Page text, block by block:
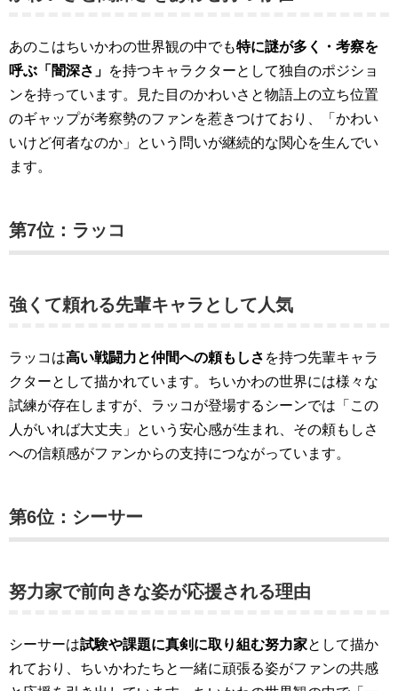
あのこはちいかわの世界観の中でも特に謎が多く・考察を
呼ぶ「闇深さ」 を持つキャラクターとして独自のポジショ
ンを持っています。見た目のかわいさと物語上の立ち位置
のギャップが考察勢のファンを惹きつけており、「かわい
いけど何者なのか」という問いが継続的な関心を生んでい
ます。
第7位：ラッコ
強くて頼れる先輩キャラとして人気
ラッコは高い戦闘力と仲間への頼もしさ を持つ先輩キャラ
クターとして描かれています。ちいかわの世界には様々な
試練が存在しますが、ラッコが登場するシーンでは「この
人がいれば大丈夫」という安心感が生まれ、その頼もしさ
への信頼感がファンからの支持につながっています。
第6位：シーサー
努力家で前向きな姿が応援される理由
シーサーは試験や課題に真剣に取り組む努力家として描か
れており、ちいかわたちと一緒に頑張る姿がファンの共感